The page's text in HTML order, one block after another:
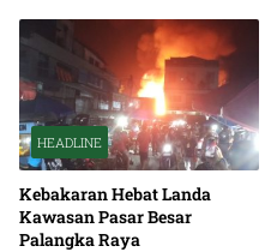
HEADLINE
Kebakaran Hebat Landa
Kawasan Pasar Besar
Palangka Raya